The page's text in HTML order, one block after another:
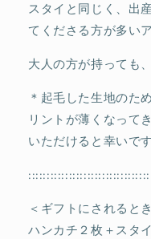
スタイと同じく、出
てくださる方が多い
大人の方が持っても
＊起毛した生地のた
リントが薄くなって
いただけると幸いです
＜ギフトにされると
ハンカチ２枚＋スタ